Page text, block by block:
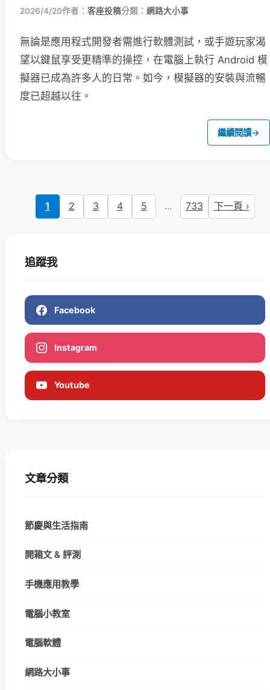
2026/4/20作者： 客座投稿分類： 網路大小事
無論是應用程式開發者需進行軟體測試，或手遊玩家渴
望以鍵鼠享受更精準的操控，在電腦上執行 Android 模
擬器已成為許多人的日常。如今，模擬器的安裝與流暢
度已超越以往。
繼續閱讀→
1 2 3 4 5 ... 733 下一頁 ›
追蹤我
Facebook
Instagram
Youtube
文章分類
節慶與生活指南
開箱文 & 評測
手機應用教學
電腦小教室
電腦軟體
網路大小事